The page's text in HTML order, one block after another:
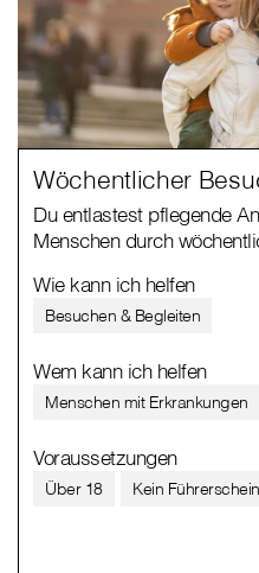
Wöchentlicher
Du entlastest pflegende
Menschen durch
Wie kann ich helfen
Besuchen & Begleiten
Wem kann ich helfen
Menschen mit Erkrankungen
Voraussetzungen
Über 18 Kein